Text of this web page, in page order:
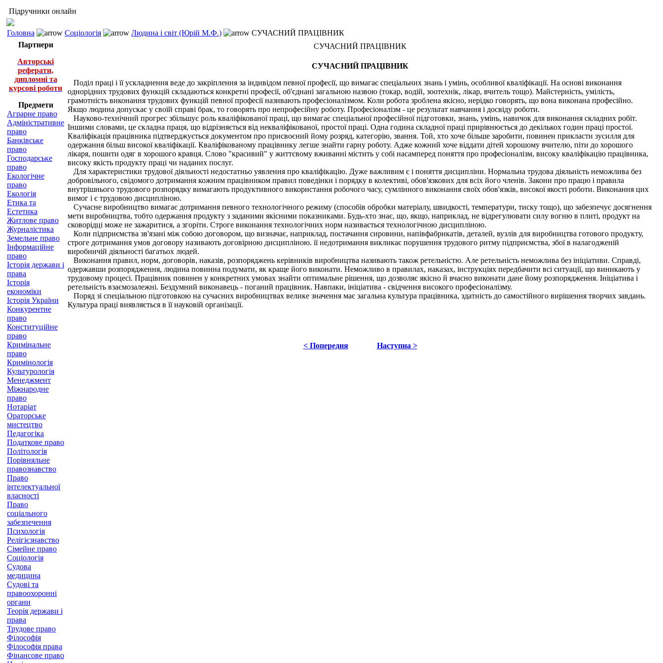
Підручники онлайн
Головна Соціологія Людина і світ (Юрій М.Ф.)
СУЧАСНИЙ ПРАЦІВНИК
Партнери
Авторські
реферати,
дипломні та
курсові роботи
Предмети
Аграрне право
Адміністративне
право
Банківське
право
Господарське
право
Екологічне
право
Екологія
Етика та
Естетика
Житлове право
Журналістика
Земельне право
Інформаційне
право
Історія держави і
права
Історія
економіки
Історія України
Конкурентне
право
Конституційне
право
Кримінальне
право
Кримінологія
Культурологія
Менеджмент
Міжнародне
право
Нотаріат
Ораторське
мистецтво
Педагогіка
Податкове право
Політологія
Порівняльне
правознавство
Право
інтелектуальної
власності
Право
соціального
забезпечення
Психологія
Релігієзнавство
Сімейне право
Соціологія
Судова
медицина
Судові та
правоохоронні
органи
Теорія держави і
права
Трудове право
Філософія
Філософія права
Фінансове право
СУЧАСНИЙ ПРАЦІВНИК
СУЧАСНИЙ ПРАЦІВНИК
Поділ праці і її ускладнення веде до закріплення за індивідом певної професії, що вимагає спеціальних знань і умінь, особливої кваліфікації. На основі виконання
однорідних трудових функцій складаються конкретні професії, об'єднані загальною назвою (токар, водій, зоотехнік, лікар, вчитель тощо). Майстерність, умілість,
грамотність виконання трудових функцій певної професії називають професіоналізмом. Коли робота зроблена якісно, нерідко говорять, що вона виконана професійно.
Якщо людина допускає у своїй справі брак, то говорять про непрофесійну роботу. Професіоналізм - це результат навчання і досвіду роботи.
Науково-технічний прогрес збільшує роль кваліфікованої праці, що вимагає спеціальної професійної підготовки, знань, умінь, навичок для виконання складних робіт.
Іншими словами, це складна праця, що відрізняється від некваліфікованої, простої праці. Одна година складної праці прирівнюється до декількох годин праці простої.
Кваліфікація працівника підтверджується документом про присвоєний йому розряд, категорію, звання. Той, хто хоче більше заробити, повинен прикласти зусилля для
одержання більш високої кваліфікації. Кваліфікованому працівнику легше знайти гарну роботу. Адже кожний хоче віддати дітей хорошому вчителю, піти до хорошого
лікаря, пошити одяг в хорошого кравця. Слово "красивий" у життєвому вживанні містить у собі насамперед поняття про професіоналізм, високу кваліфікацію працівника,
високу якість продукту праці чи наданих послуг.
Для характеристики трудової діяльності недостатньо уявлення про кваліфікацію. Дуже важливим є і поняття дисципліни. Нормальна трудова діяльність неможлива без
добровільного, свідомого дотримання кожним працівником правил поведінки і порядку в колективі, обов'язкових для всіх його членів. Закони про працю і правила
внутрішнього трудового розпорядку вимагають продуктивного використання робочого часу, сумлінного виконання своїх обов'язків, високої якості роботи. Виконання цих
вимог і є трудовою дисципліною.
Сучасне виробництво вимагає дотримання певного технологічного режиму (способів обробки матеріалу, швидкості, температури, тиску тощо), що забезпечує досягнення
мети виробництва, тобто одержання продукту з заданими якісними показниками. Будь-хто знає, що, якщо, наприклад, не відрегулювати силу вогню в плиті, продукт на
сковорідці може не зажаритися, а згоріти. Строге виконання технологічних норм називається технологічною дисципліною.
Коли підприємства зв'язані між собою договором, що визначає, наприклад, постачання сировини, напівфабрикатів, деталей, вузлів для виробництва готового продукту,
строге дотримання умов договору називають договірною дисципліною. її недотримання викликає порушення трудового ритму підприємства, збої в налагодженій
виробничій діяльності багатьох людей.
Виконання правил, норм, договорів, наказів, розпоряджень керівників виробництва називають також ретельністю. Але ретельність неможлива без ініціативи. Справді,
одержавши розпорядження, людина повинна подумати, як краще його виконати. Неможливо в правилах, наказах, інструкціях передбачити всі ситуації, що виникають у
трудовому процесі. Працівник повинен у конкретних умовах знайти оптимальне рішення, що дозволяє якісно й вчасно виконати дане йому розпорядження. Ініціатива і
ретельність взаємозалежні. Бездумний виконавець - поганий працівник. Навпаки, ініціатива - свідчення високого професіоналізму.
Поряд зі спеціальною підготовкою на сучасних виробництвах велике значення має загальна культура працівника, здатність до самостійного вирішення творчих завдань.
Культура праці виявляється в її науковій організації.
< Попередня Наступна >